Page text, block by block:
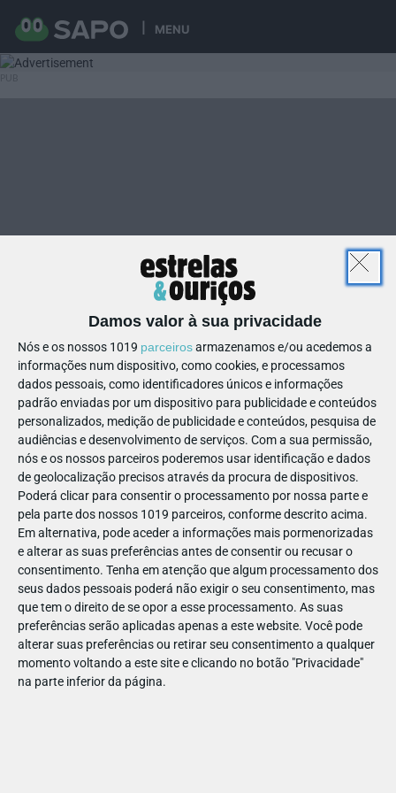
MENU
Damos valor à sua privacidade
Nós e os nossos 1019 parceirosarmazenamos e/ou acedemos a
informações num dispositivo, como cookies, e processamos
dados pessoais, como identificadores únicos e informações
padrão enviadas por um dispositivo para publicidade e conteúdos
personalizados, medição de publicidade e conteúdos, pesquisa de
audiências e desenvolvimento de serviços. Com a sua permissão,
nós e os nossos parceiros poderemos usar identificação e dados
de geolocalização precisos através da procura de dispositivos.
Poderá clicar para consentir o processamento por nossa parte e
pela parte dos nossos 1019 parceiros, conforme descrito acima.
Em alternativa, pode aceder a informações mais pormenorizadas
e alterar as suas preferências antes de consentir ou recusar o
consentimento. Tenha em atenção que algum processamento dos
seus dados pessoais poderá não exigir o seu consentimento, mas
que tem o direito de se opor a esse processamento. As suas
preferências serão aplicadas apenas a este website. Você pode
alterar suas preferências ou retirar seu consentimento a qualquer
momento voltando a este site e clicando no botão "Privacidade"
na parte inferior da página.
22
64378138184487